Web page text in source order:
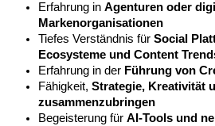
Erfahrung in Agenturen oder
Markenorganisationen
Tiefes Verständnis für Social
Ecosysteme und Content
Erfahrung in der Führung von
Fähigkeit, Strategie, Kreativität
zusammenzubringen
Begeisterung für AI-Tools und